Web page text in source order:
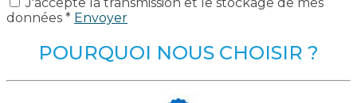
données * Envoyer
POURQUOI NOUS CHOISIR ?